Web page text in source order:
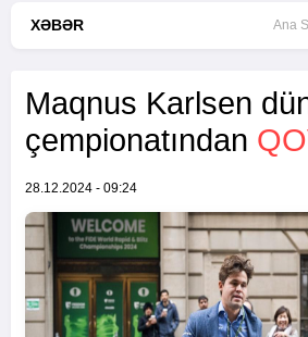
XƏBƏR Ana
Maqnus Karlsen
çempionatından
28.12.2024 - 09:24